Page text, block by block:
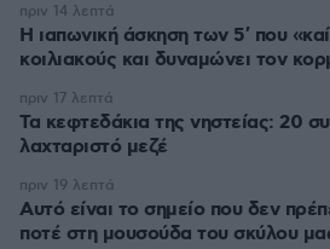
Η ιαπωνική άσκηση των 5′ που
κοιλιακούς και δυναμώνει τον
πριν 14 λεπτά
Τα κεφτεδάκια της νηστείας: 20
λαχταριστό μεζέ
πριν 17 λεπτά
Αυτό είναι το σημείο που δεν
ποτέ στη μουσούδα του σκύλου
πριν 19 λεπτά